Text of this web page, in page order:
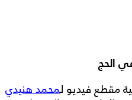
الحج
مقطع فيديو لمحمد هنيدي